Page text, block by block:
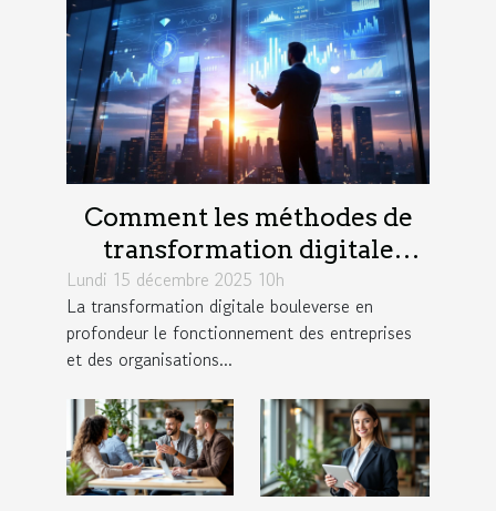
Comment les méthodes de
transformation digitale
influencent-elles la
productivité?
Lundi 15 décembre 2025 10h
La transformation digitale bouleverse en
profondeur le fonctionnement des entreprises
et des organisations...